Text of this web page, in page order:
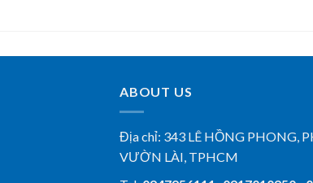
ABOUT US
Địa chỉ: 343 LÊ HỒNG PHONG,
VƯỜN LÀI, TPHCM